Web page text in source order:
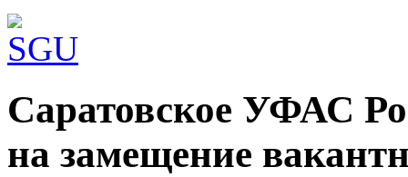
Шаблоны Joomla 3 здесь: http://www.joomla3x.ru/joomla3-
Саратовское УФАС
на замещение